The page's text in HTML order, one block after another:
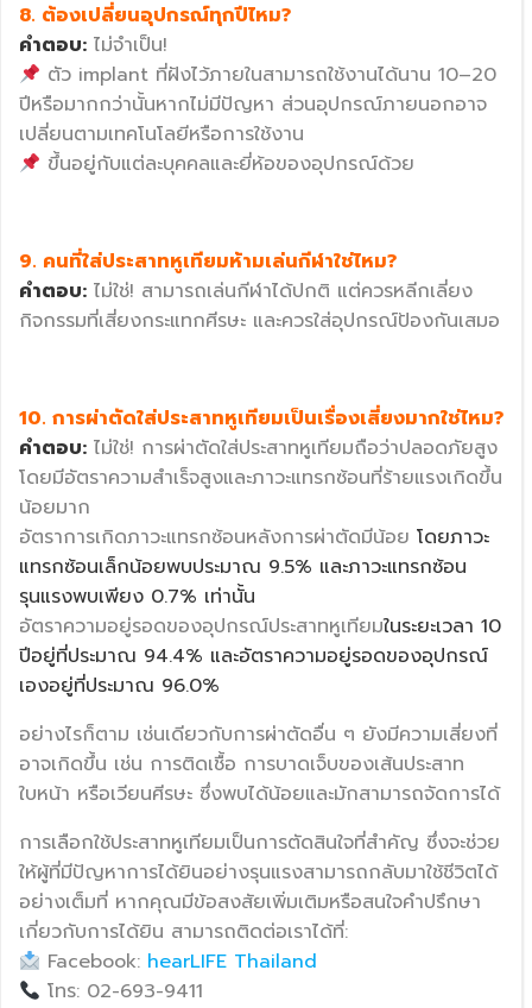
8. ต้องเปลี่ยนอุปกรณ์ทุกปีไหม?
คำตอบ: ไม่จำเป็น!
ตัว implant ที่ฝังไว้ภายในสามารถใช้งานได้นาน 10–20
ปีหรือมากกว่านั้นหากไม่มีปัญหา ส่วนอุปกรณ์ภายนอกอาจ
เปลี่ยนตามเทคโนโลยีหรือการใช้งาน
ขึ้นอยู่กับแต่ละบุคคลและยี่ห้อของอุปกรณ์ด้วย
9. คนที่ใส่ประสาทหูเทียมห้ามเล่นกีฬาใช่ไหม?
คำตอบ: ไม่ใช่! สามารถเล่นกีฬาได้ปกติ แต่ควรหลีกเลี่ยง
กิจกรรมที่เสี่ยงกระแทกศีรษะ และควรใส่อุปกรณ์ป้องกันเสมอ
10. การผ่าตัดใส่ประสาทหูเทียมเป็นเรื่องเสี่ยงมากใช่ไหม?
คำตอบ: ไม่ใช่! การผ่าตัดใส่ประสาทหูเทียมถือว่าปลอดภัยสูง
โดยมีอัตราความสำเร็จสูงและภาวะแทรกซ้อนที่ร้ายแรงเกิดขึ้น
น้อยมาก
อัตราการเกิดภาวะแทรกซ้อนหลังการผ่าตัดมีน้อย โดยภาวะ
แทรกซ้อนเล็กน้อยพบประมาณ 9.5% และภาวะแทรกซ้อน
รุนแรงพบเพียง 0.7% เท่านั้น
อัตราความอยู่รอดของอุปกรณ์ประสาทหูเทียมในระยะเวลา 10
ปีอยู่ที่ประมาณ 94.4% และอัตราความอยู่รอดของอุปกรณ์
เองอยู่ที่ประมาณ 96.0%
อย่างไรก็ตาม เช่นเดียวกับการผ่าตัดอื่น ๆ ยังมีความเสี่ยงที่
อาจเกิดขึ้น เช่น การติดเชื้อ การบาดเจ็บของเส้นประสาท
ใบหน้า หรือเวียนศีรษะ ซึ่งพบได้น้อยและมักสามารถจัดการได้
การเลือกใช้ประสาทหูเทียมเป็นการตัดสินใจที่สำคัญ ซึ่งจะช่วย
ให้ผู้ที่มีปัญหาการได้ยินอย่างรุนแรงสามารถกลับมาใช้ชีวิตได้
อย่างเต็มที่ หากคุณมีข้อสงสัยเพิ่มเติมหรือสนใจคำปรึกษา
เกี่ยวกับการได้ยิน สามารถติดต่อเราได้ที่:
Facebook: hearLIFE Thailand
โทร: 02-693-9411